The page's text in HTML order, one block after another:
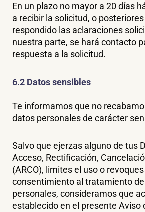
En un plazo no mayor a 20 días
a recibir la solicitud, o
respondido las aclaraciones
nuestra parte, se hará contacto
respuesta a la solicitud.
6.2 Datos sensibles
Te informamos que no
datos personales de carácter
Salvo que ejerzas alguno de tus
Acceso, Rectificación,
(ARCO), limites el uso o revoques
consentimiento al tratamiento
personales, consideramos que
establecido en el presente Aviso